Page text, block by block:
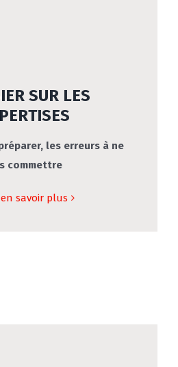
SUR LES
les erreurs à ne
commettre
savoir plus